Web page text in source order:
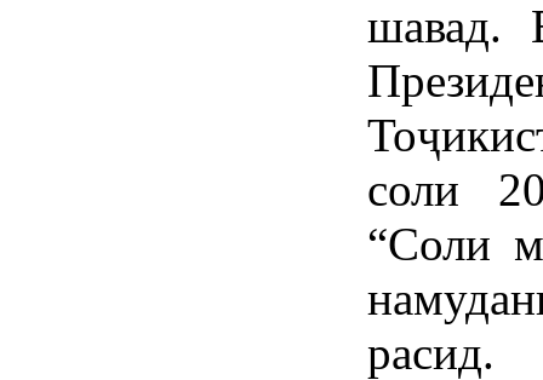
шавад.
соли
“Соли
расид.